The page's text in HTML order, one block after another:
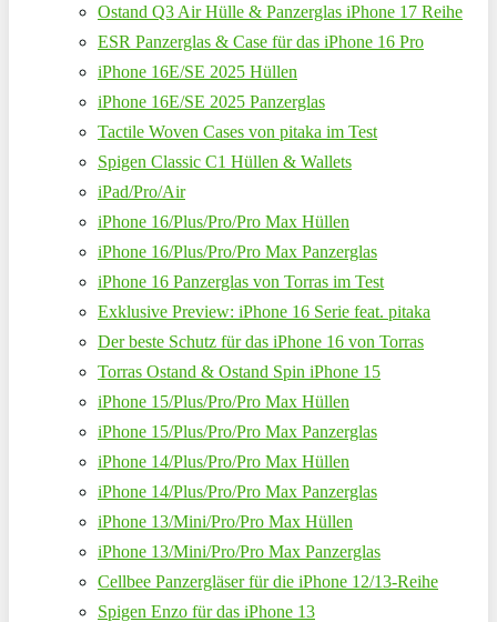
Ostand Q3 Air Hülle & Panzerglas iPhone 17 Reihe
ESR Panzerglas & Case für das iPhone 16 Pro
iPhone 16E/SE 2025 Hüllen
iPhone 16E/SE 2025 Panzerglas
Tactile Woven Cases von pitaka im Test
Spigen Classic C1 Hüllen & Wallets
iPad/Pro/Air
iPhone 16/Plus/Pro/Pro Max Hüllen
iPhone 16/Plus/Pro/Pro Max Panzerglas
iPhone 16 Panzerglas von Torras im Test
Exklusive Preview: iPhone 16 Serie feat. pitaka
Der beste Schutz für das iPhone 16 von Torras
Torras Ostand & Ostand Spin iPhone 15
iPhone 15/Plus/Pro/Pro Max Hüllen
iPhone 15/Plus/Pro/Pro Max Panzerglas
iPhone 14/Plus/Pro/Pro Max Hüllen
iPhone 14/Plus/Pro/Pro Max Panzerglas
iPhone 13/Mini/Pro/Pro Max Hüllen
iPhone 13/Mini/Pro/Pro Max Panzerglas
Cellbee Panzergläser für die iPhone 12/13-Reihe
Spigen Enzo für das iPhone 13